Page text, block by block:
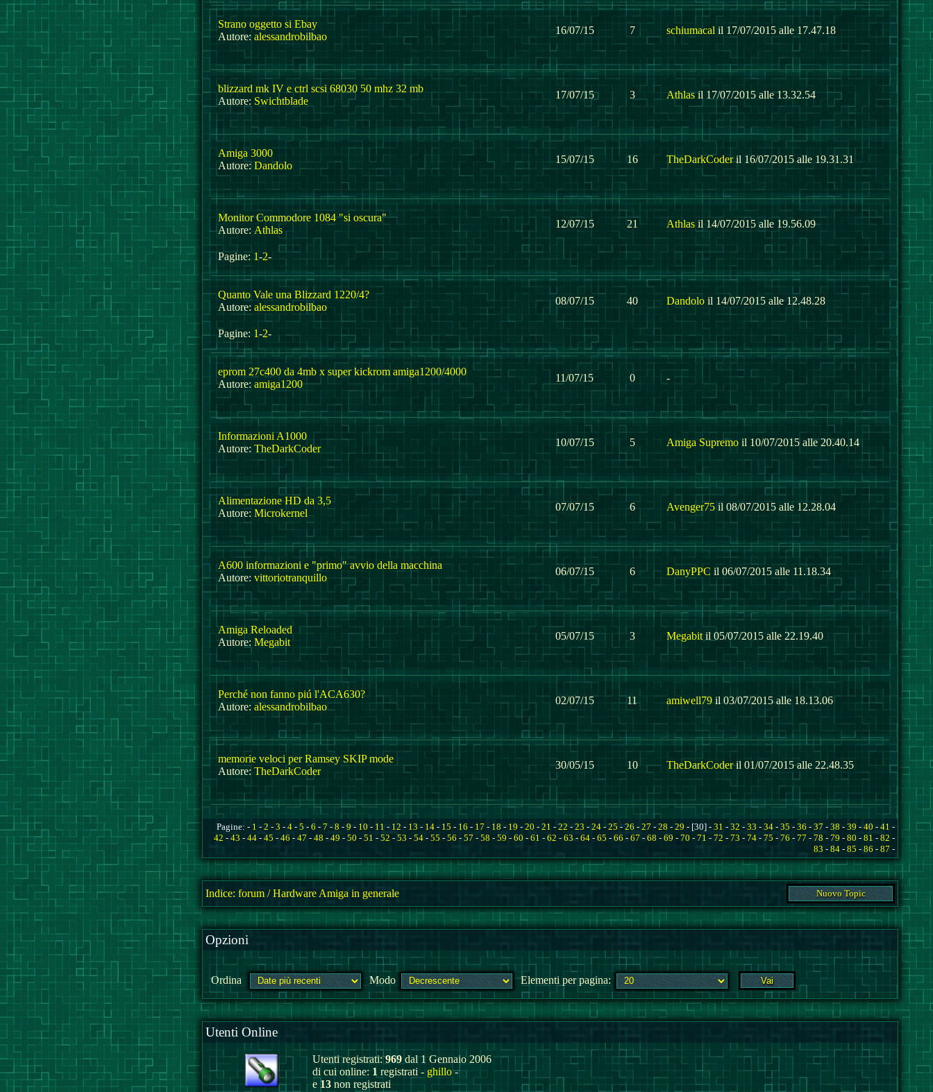
Strano oggetto si Ebay
Autore: alessandrobilbao
16/07/15 7 schiumacal il 17/07/2015 alle 17.47.18
blizzard mk IV e ctrl scsi 68030 50 mhz 32 mb
Autore: Swichtblade
17/07/15 3 Athlasil 17/07/2015 alle 13.32.54
Amiga 3000
Autore:Dandolo
15/07/15 16 TheDarkCoderil 16/07/2015 alle 19.31.31
Monitor Commodore 1084 "si oscura"
Autore: Athlas
12/07/15 21 Athlas il 14/07/2015 alle 19.56.09
Pagine: 1-2-
Quanto Vale una Blizzard 1220/4?
Autore: alessandrobilbao
08/07/15 40 Dandolo il 14/07/2015 alle 12.48.28
Pagine: 1-2-
eprom 27c400 da 4mb x super kickrom amiga1200/4000
Autore:amiga1200
11/07/15 0 -
Informazioni A1000
Autore: TheDarkCoder
10/07/15 5 Amiga Supremo il 10/07/2015 alle 20.40.14
Alimentazione HD da 3,5
Autore: Microkernel
07/07/15 6 Avenger75 il 08/07/2015 alle 12.28.04
A600 informazioni e "primo" avvio della macchina
Autore: vittoriotranquillo
06/07/15 6 DanyPPC il 06/07/2015 alle 11.18.34
Amiga Reloaded
Autore: Megabit
05/07/15 3 Megabit il 05/07/2015 alle 22.19.40
Perché non fanno piú l'ACA630?
Autore: alessandrobilbao
02/07/15 11 amiwell79 il 03/07/2015 alle 18.13.06
memorie veloci per Ramsey SKIP mode
Autore: TheDarkCoder
30/05/15 10 TheDarkCoderil 01/07/2015 alle 22.48.35
Pagine: - 1 - 2 - 3 - 4 - 5 - 6 - 7 - 8 - 9 - 10 - 11 - 12 - 13 - 14 - 15 - 16 - 17 - 18 - 19 - 20 - 21 - 22 - 23 - 24 - 25 - 26 - 27 - 28 - 29 - [30] - 31 - 32 - 33 - 34 - 35 - 36 - 37 - 38 - 39 - 40 - 41 -
42 - 43 - 44 - 45 - 46 - 47 - 48 - 49 - 50 - 51 - 52 - 53 - 54 - 55 - 56 - 57 - 58 - 59 - 60 - 61 - 62 - 63 - 64 - 65 - 66 - 67 - 68 - 69 - 70 - 71 - 72 - 73 - 74 - 75 - 76 - 77 - 78 - 79 - 80 - 81 - 82 -
83 - 84 - 85 - 86 - 87 -
Indice: forum /Hardware Amiga in generale Nuovo Topic
Opzioni
Ordina Modo Elementi per pagina:
Utenti Online
Utenti registrati:969 dal 1 Gennaio 2006
di cui online: 1 registrati - ghillo-
e 13 non registrati